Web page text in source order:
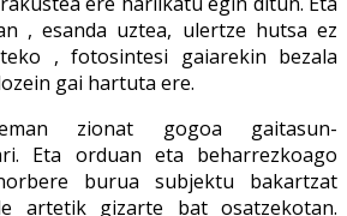
, esanda uztea, ulertze hutsa ez
, fotosintesi gaiarekin bezala
gai hartuta ere.
zionat gogoa gaitasun-
Eta orduan eta beharrezkoago
burua subjektu bakartzat
artetik gizarte bat osatzekotan.